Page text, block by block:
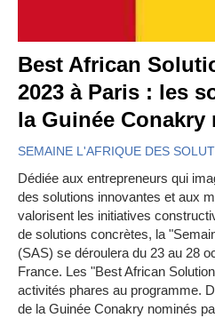
Best African
2023 à Paris : les
la Guinée Conakry
SEMAINE L'AFRIQUE DES
Dédiée aux entrepreneurs qui
des solutions innovantes et aux
valorisent les initiatives
de solutions concrètes, la
(SAS) se déroulera du 23 au 28
France. Les "Best African
activités phares au programme.
de la Guinée Conakry nominés